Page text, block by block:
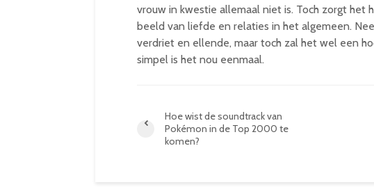
vrouw in kwestie allemaal niet is. Toch zorgt het
beeld van liefde en relaties in het algemeen.
verdriet en ellende, maar toch zal het wel een
simpel is het nou eenmaal.
Hoe wist de soundtrack van
Pokémon in de Top 2000 te
komen?